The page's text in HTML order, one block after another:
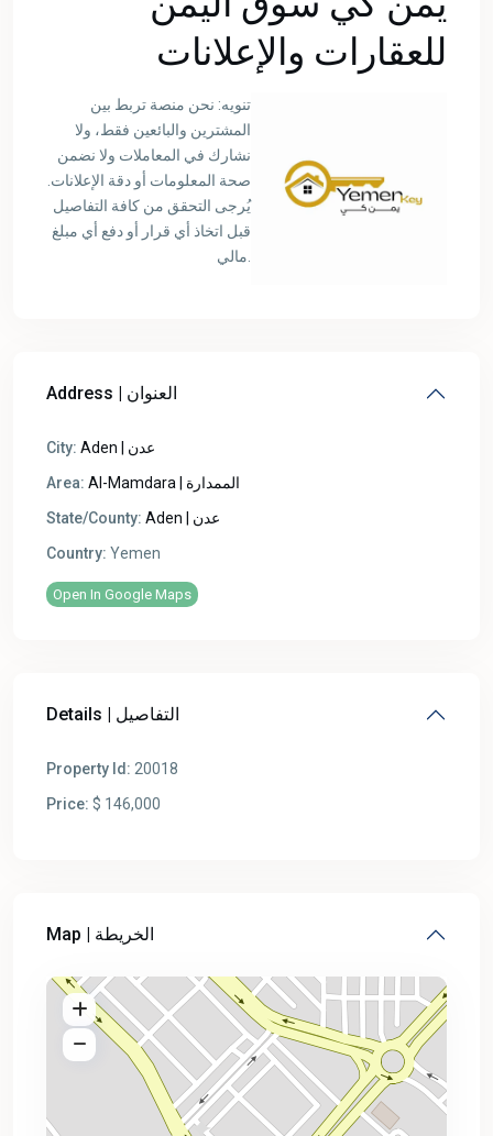
للعقارات والإعلانات
تنويه: نحن منصة تربط بين
المشترين والبائعين فقط، ولا
نشارك في المعاملات ولا نضمن
صحة المعلومات أو دقة الإعلانات.
يُرجى التحقق من كافة التفاصيل
قبل اتخاذ أي قرار أو دفع أي مبلغ
Address | العنوان
City:
Aden | عدن
Area:
Al-Mamdara | الممدارة
State/County:
Aden | عدن
Country: Yemen
Open In Google Maps
Details | التفاصيل
Property Id: 20018
Price: $ 146,000
Map | الخريطة